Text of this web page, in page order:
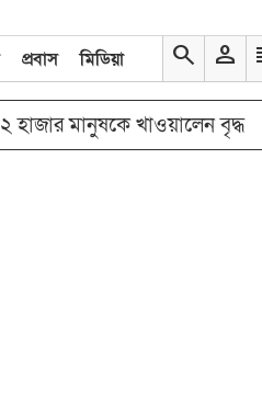
প্রবাস মিডিয়া search person
মানুষকে খাওয়ালেন বৃদ্ধ double_arrow